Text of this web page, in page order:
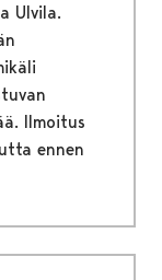
Ulvila.
Ilmoitus
ennen